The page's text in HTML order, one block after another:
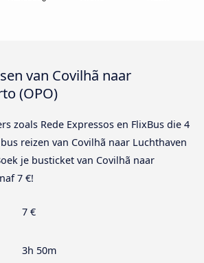
van Covilhã naar
(OPO)
zoals Rede Expressos en FlixBus die 4
reizen van Covilhã naar Luchthaven
je busticket van Covilhã naar
7 €!
7 €
3h 50m